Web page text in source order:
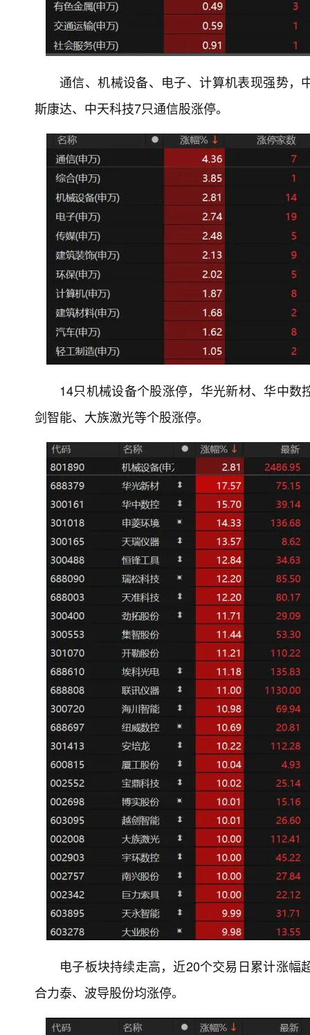
通信、机械设备、电子、计算机表现强势
斯康达、中天科技7只通信股涨停。
14只机械设备个股涨停，华光新材、华中
剑智能、大族激光等个股涨停。
电子板块持续走高，近20个交易日累计涨幅
合力泰、波导股份均涨停。